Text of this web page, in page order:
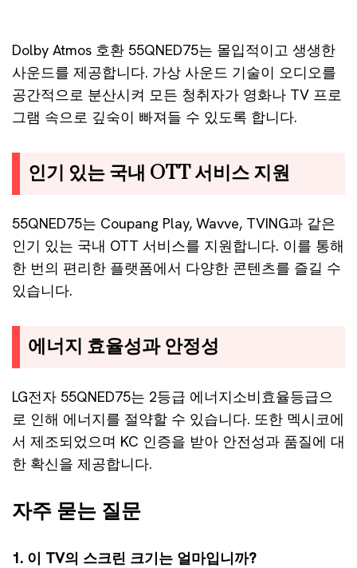
Dolby Atmos 호환 55QNED75는 몰입적이고 생생한
사운드를 제공합니다. 가상 사운드 기술이 오디오를
공간적으로 분산시켜 모든 청취자가 영화나 TV 프로
그램 속으로 깊숙이 빠져들 수 있도록 합니다.
인기 있는 국내 OTT 서비스 지원
55QNED75는 Coupang Play, Wavve, TVING과 같은
인기 있는 국내 OTT 서비스를 지원합니다. 이를 통해
한 번의 편리한 플랫폼에서 다양한 콘텐츠를 즐길 수
있습니다.
에너지 효율성과 안정성
LG전자 55QNED75는 2등급 에너지소비효율등급으
로 인해 에너지를 절약할 수 있습니다. 또한 멕시코에
서 제조되었으며 KC 인증을 받아 안전성과 품질에 대
한 확신을 제공합니다.
자주 묻는 질문
1. 이 TV의 스크린 크기는 얼마입니까?